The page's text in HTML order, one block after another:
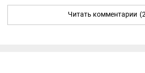
Читать комментарии